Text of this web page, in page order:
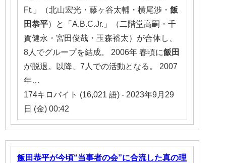
Ft.」（北山宏光・藤ヶ谷太輔・横尾渉・ 飯
田恭平）と「A.B.C.Jr.」（二階堂高嗣・千
賀健永・宮田俊哉・玉森裕太）が合体し、
8人でグループを結成。 2006年 春頃に飯田
が脱退。以降、7人での活動となる。 2007
年…
174キロバイト (16,021 語) - 2023年9月29
日 (金) 00:42
飯田恭平が今頃“当事者の会”に合流した真の理